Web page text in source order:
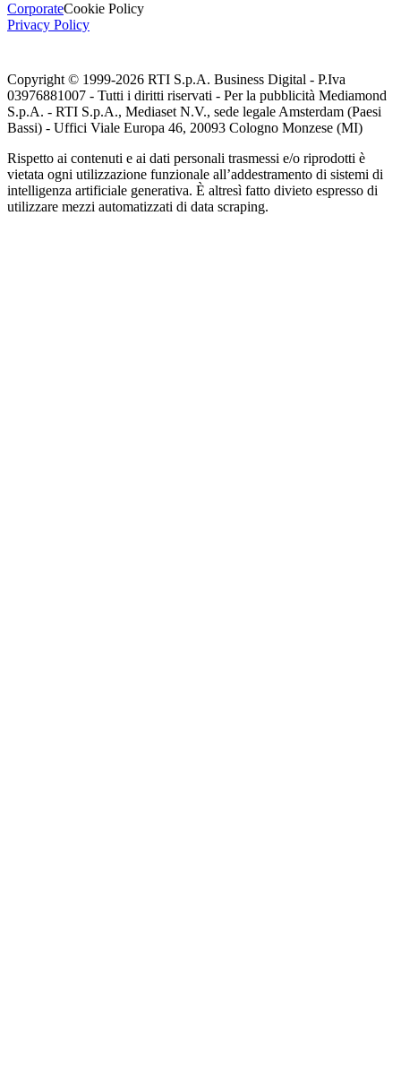
CorporateCookie Policy
Privacy Policy
Copyright © 1999-2026 RTI S.p.A. Business Digital - P.Iva
03976881007 - Tutti i diritti riservati - Per la pubblicità Mediamond
S.p.A. - RTI S.p.A., Mediaset N.V., sede legale Amsterdam (Paesi
Bassi) - Uffici Viale Europa 46, 20093 Cologno Monzese (MI)
Rispetto ai contenuti e ai dati personali trasmessi e/o riprodotti è
vietata ogni utilizzazione funzionale all’addestramento di sistemi di
intelligenza artificiale generativa. È altresì fatto divieto espresso di
utilizzare mezzi automatizzati di data scraping.